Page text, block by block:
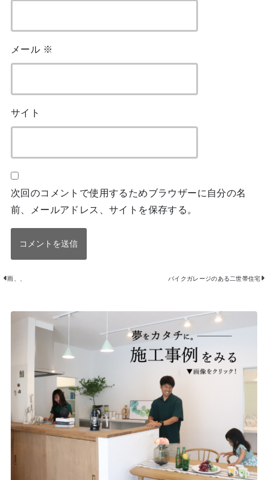
メール ※
サイト
次回のコメントで使用するためブラウザーに自分の名
前、メールアドレス、サイトを保存する。
雨、、 バイクガレージのある二世帯住宅